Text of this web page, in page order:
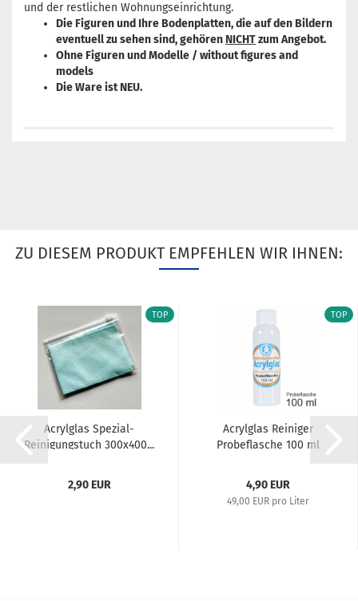
und der restlichen Wohnungseinrichtung.
Die Figuren und Ihre Bodenplatten, die auf den Bildern
eventuell zu sehen sind, gehören NICHTzum Angebot.
Ohne Figuren und Modelle / without figures and
models
Die Ware ist NEU.
ZU DIESEM PRODUKT EMPFEHLEN WIR IHNEN:
TOP
Acrylglas Spezial-
Reinigungstuch 300x400...
2,90 EUR
TOP
Acrylglas Reiniger
Probeflasche 100 ml
4,90 EUR
49,00 EUR pro Liter